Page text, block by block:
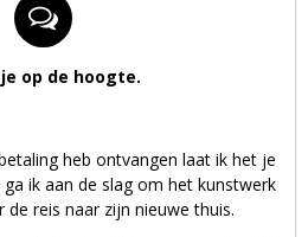
op de hoogte.
heb ontvangen laat ik het je
ik aan de slag om het kunstwerk
reis naar zijn nieuwe thuis.